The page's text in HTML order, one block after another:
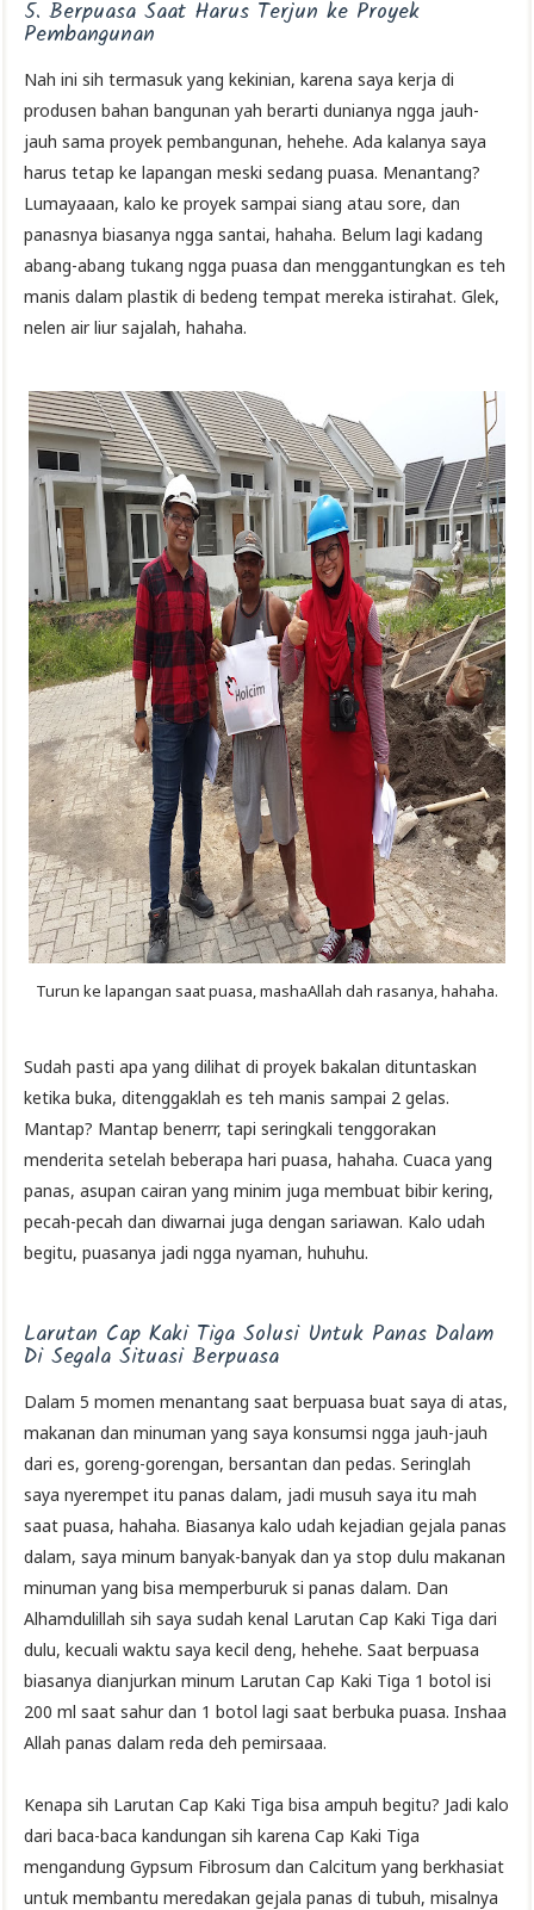
5. Berpuasa Saat Harus Terjun ke Proyek
Pembangunan
Nah ini sih termasuk yang kekinian, karena saya kerja di
produsen bahan bangunan yah berarti dunianya ngga jauh-
jauh sama proyek pembangunan, hehehe. Ada kalanya saya
harus tetap ke lapangan meski sedang puasa. Menantang?
Lumayaaan, kalo ke proyek sampai siang atau sore, dan
panasnya biasanya ngga santai, hahaha. Belum lagi kadang
abang-abang tukang ngga puasa dan menggantungkan es teh
manis dalam plastik di bedeng tempat mereka istirahat. Glek,
nelen air liur sajalah, hahaha.
Turun ke lapangan saat puasa, mashaAllah dah rasanya, hahaha.
Sudah pasti apa yang dilihat di proyek bakalan dituntaskan
ketika buka, ditenggaklah es teh manis sampai 2 gelas.
Mantap? Mantap benerrr, tapi seringkali tenggorakan
menderita setelah beberapa hari puasa, hahaha. Cuaca yang
panas, asupan cairan yang minim juga membuat bibir kering,
pecah-pecah dan diwarnai juga dengan sariawan. Kalo udah
begitu, puasanya jadi ngga nyaman, huhuhu.
Larutan Cap Kaki Tiga Solusi Untuk Panas Dalam
Di Segala Situasi Berpuasa
Dalam 5 momen menantang saat berpuasa buat saya di atas,
makanan dan minuman yang saya konsumsi ngga jauh-jauh
dari es, goreng-gorengan, bersantan dan pedas. Seringlah
saya nyerempet itu panas dalam, jadi musuh saya itu mah
saat puasa, hahaha. Biasanya kalo udah kejadian gejala panas
dalam, saya minum banyak-banyak dan ya stop dulu makanan
minuman yang bisa memperburuk si panas dalam. Dan
Alhamdulillah sih saya sudah kenal Larutan Cap Kaki Tiga dari
dulu, kecuali waktu saya kecil deng, hehehe. Saat berpuasa
biasanya dianjurkan minum Larutan Cap Kaki Tiga 1 botol isi
200 ml saat sahur dan 1 botol lagi saat berbuka puasa. Inshaa
Allah panas dalam reda deh pemirsaaa.
Kenapa sih Larutan Cap Kaki Tiga bisa ampuh begitu? Jadi kalo
dari baca-baca kandungan sih karena Cap Kaki Tiga
mengandung Gypsum Fibrosum dan Calcitum yang berkhasiat
untuk membantu meredakan gejala panas di tubuh, misalnya